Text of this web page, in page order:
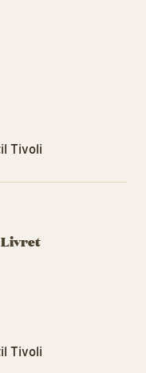
Tivoli
Livret
Tivoli